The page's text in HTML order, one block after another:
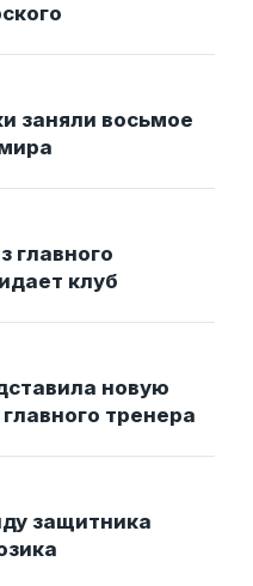
заняли восьмое
главного
клуб
новую
тренера
защитника